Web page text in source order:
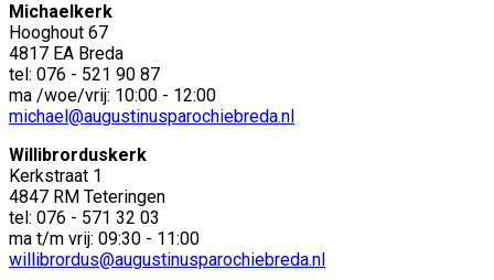
Michaelkerk
Hooghout 67
4817 EA Breda
tel: 076 - 521 90 87
ma /woe/vrij: 10:00 - 12:00
michael@augustinusparochiebreda.nl
Willibrorduskerk
Kerkstraat 1
4847 RM Teteringen
tel: 076 - 571 32 03
ma t/m vrij: 09:30 - 11:00
willibrordus@augustinusparochiebreda.nl